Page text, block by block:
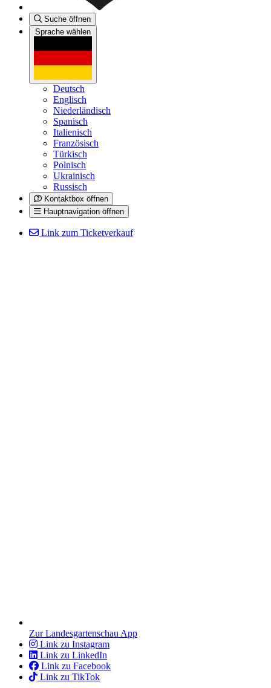
Suche öffnen
Sprache wählen
Deutsch
Englisch
Niederländisch
Spanisch
Italienisch
Französisch
Türkisch
Polnisch
Ukrainisch
Russisch
Kontaktbox öffnen
Hauptnavigation öffnen
Link zum Ticketverkauf
Zur Landesgartenschau App
Link zu Instagram
Link zu LinkedIn
Link zu Facebook
Link zu TikTok